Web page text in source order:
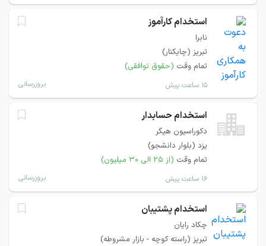
استخدام کارآموز
نابرا
تبریز (چایکنار)
تمام وقت (حقوق توافقی)
۱۵ ساعت پیش بروزرسانی
استخدام حسابدار
دکوراسیون هیگر
یزد (بلوار دانشجو)
تمام وقت (از ۲۵ الی ۳۰ میلیون)
۱۶ ساعت پیش بروزرسانی
استخدام پشتیبان
چکاد رایان
تبریز (راسته کوچه - بازار مشروطه)